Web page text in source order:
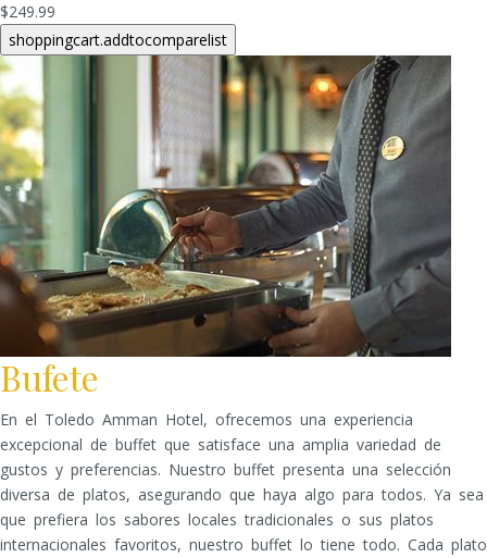
$249.99
Bufete
En el Toledo Amman Hotel, ofrecemos una experiencia
excepcional de buffet que satisface una amplia variedad de
gustos y preferencias. Nuestro buffet presenta una selección
diversa de platos, asegurando que haya algo para todos. Ya sea
que prefiera los sabores locales tradicionales o sus platos
internacionales favoritos, nuestro buffet lo tiene todo. Cada plato